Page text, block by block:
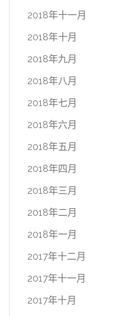
2018年十一月
2018年十月
2018年九月
2018年八月
2018年七月
2018年六月
2018年五月
2018年四月
2018年三月
2018年二月
2018年一月
2017年十二月
2017年十一月
2017年十月